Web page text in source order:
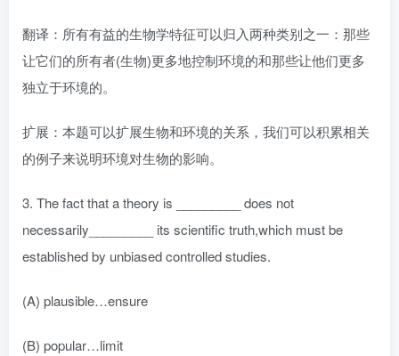
翻译：所有有益的生物学特征可以归入两种类别之一：那些
让它们的所有者(生物)更多地控制环境的和那些让他们更多
独立于环境的。
扩展：本题可以扩展生物和环境的关系，我们可以积累相关
的例子来说明环境对生物的影响。
3. The fact that a theory is _________ does not
necessarily_________ its scientific truth,which must be
established by unbiased controlled studies.
(A) plausible…ensure
(B) popular…limit